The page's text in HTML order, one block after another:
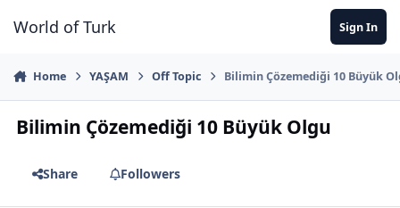
World of Turk Sign In
Home YAŞAM Off Topic Bilimin Çözemediği 10 Büyük
Bilimin Çözemediği 10 Büyük Olgu
Share Followers